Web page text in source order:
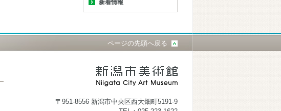
新着情報
ページの先頭へ戻る
〒951-8556 新潟市中央区西大畑町5191-9